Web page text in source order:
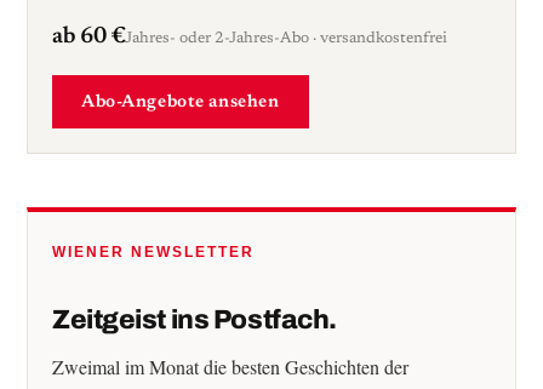
ab 60 €Jahres- oder 2-Jahres-Abo · versandkostenfrei
Abo-Angebote ansehen
WIENER NEWSLETTER
Zeitgeist ins Postfach.
Zweimal im Monat die besten Geschichten der